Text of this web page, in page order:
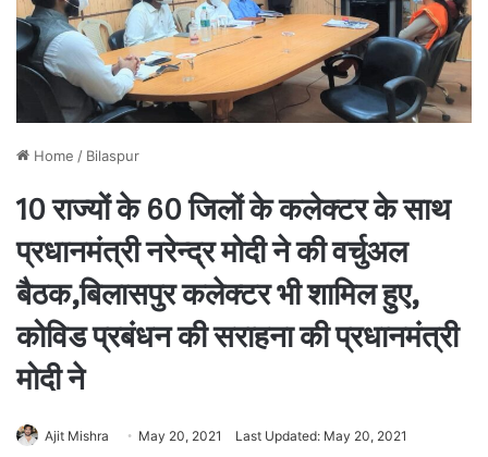
Home / Bilaspur
10 राज्यों के 60 जिलों के कलेक्टर के साथ
प्रधानमंत्री नरेन्द्र मोदी ने की वर्चुअल
बैठक,बिलासपुर कलेक्टर भी शामिल हुए,
कोविड प्रबंधन की सराहना की प्रधानमंत्री
मोदी ने
Ajit Mishra May 20, 2021 Last Updated: May 20, 2021